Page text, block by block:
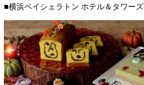
■横浜ベイシェラトン ホテル＆タワーズ